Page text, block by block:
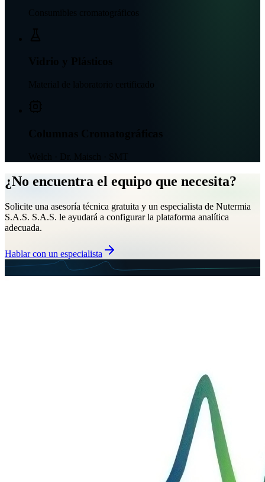
Consumibles cromatográficos
Material de laboratorio certificado
Columnas Cromatográficas
¿No encuentra el equipo que necesita?
Solicite una asesoría técnica gratuita y un especialista de Nutermia
S.A.S. S.A.S. le ayudará a configurar la plataforma analítica
adecuada.
Hablar con un especialista